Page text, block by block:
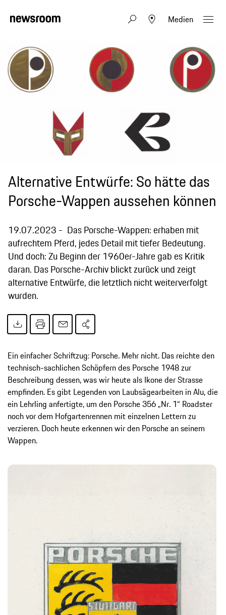
Medien
Alternative Entwürfe: So hätte das
Porsche-Wappen aussehen können
19.07.2023
Das Porsche-Wappen: erhaben mit
aufrechtem Pferd, jedes Detail mit tiefer Bedeutung.
Und doch: Zu Beginn der 1960er-Jahre gab es Kritik
daran. Das Porsche-Archiv blickt zurück und zeigt
alternative Entwürfe, die letztlich nicht weiterverfolgt
wurden.
Ein einfacher Schriftzug: Porsche. Mehr nicht. Das reichte den
technisch-sachlichen Schöpfern des Porsche 1948 zur
Beschreibung dessen, was wir heute als Ikone der Strasse
empfinden. Es gibt Legenden von Laubsägearbeiten in Alu, die
ein Lehrling anfertigte, um den Porsche 356 „Nr. 1“ Roadster
noch vor dem Hofgartenrennen mit einzelnen Lettern zu
verzieren. Doch heute erkennen wir den Porsche an seinem
Wappen.